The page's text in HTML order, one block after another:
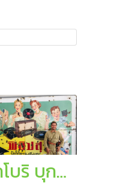
โกโบริ บุก ศตวรรษสยาม มาตามหาอังสุมาริน